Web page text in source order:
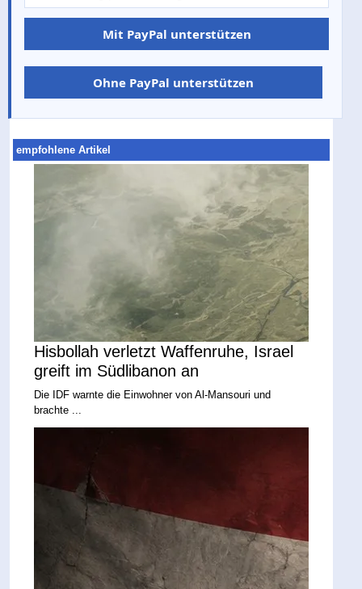
Mit PayPal unterstützen
Ohne PayPal unterstützen
empfohlene Artikel
Hisbollah verletzt Waffenruhe, Israel
greift im Südlibanon an
Die IDF warnte die Einwohner von Al-Mansouri und
brachte ...